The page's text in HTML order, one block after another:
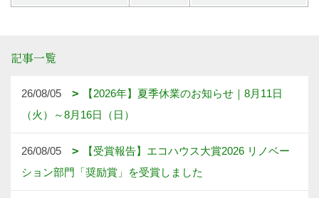
記事一覧
26/08/05
【2026年】夏季休業のお知らせ｜8月11日
（火）～8月16日（日）
26/08/05
【受賞報告】エコハウス大賞2026 リノベー
ション部門「奨励賞」を受賞しました